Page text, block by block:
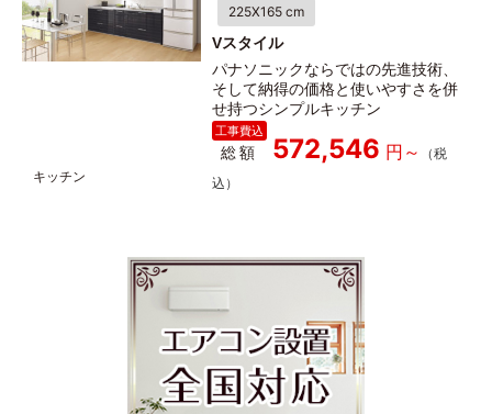
225X165 cm
Vスタイル
パナソニックならではの先進技術、
そして納得の価格と使いやすさを併
せ持つシンプルキッチン
総額 572,546